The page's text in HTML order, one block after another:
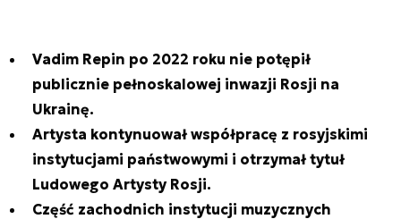
Vadim Repin po 2022 roku nie potępił
publicznie pełnoskalowej inwazji Rosji na
Ukrainę.
Artysta kontynuował współpracę z rosyjskimi
instytucjami państwowymi i otrzymał tytuł
Ludowego Artysty Rosji.
Część zachodnich instytucji muzycznych